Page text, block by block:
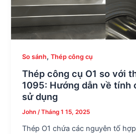
So sánh,Thép công cụ
Thép công cụ O1 so với
1095: Hướng dẫn về tính
sử dụng
John/Tháng 1 15, 2025
Thép O1 chứa các nguyên tố